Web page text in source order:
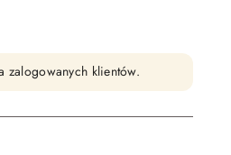
zalogowanych klientów.